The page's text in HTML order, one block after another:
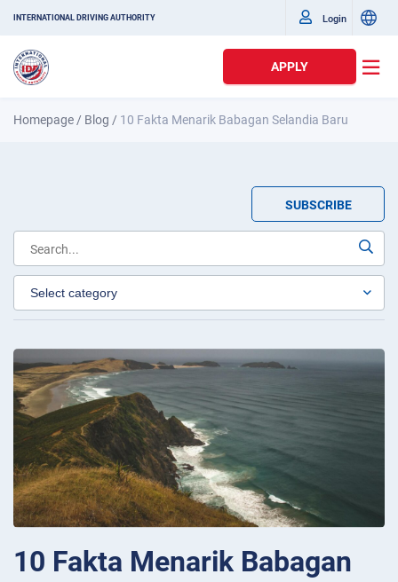
INTERNATIONAL DRIVING AUTHORITY Login
APPLY
Homepage / Blog / 10 Fakta Menarik Babagan Selandia Baru
SUBSCRIBE
10 Fakta Menarik Babagan